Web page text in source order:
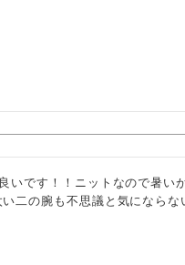
いです！！ニットなので暑い
二の腕も不思議と気にならな